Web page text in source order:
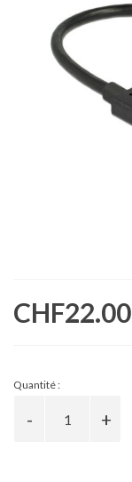
CHF22.00
Quantité :